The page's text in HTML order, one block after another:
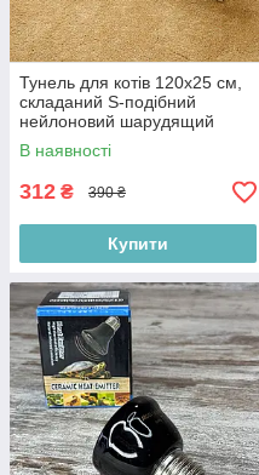
Тунель для котів 120х25 см,
складаний S-подібний
нейлоновий шарудящий
ігровий тунель
В наявності
312 ₴ 390 ₴
Купити